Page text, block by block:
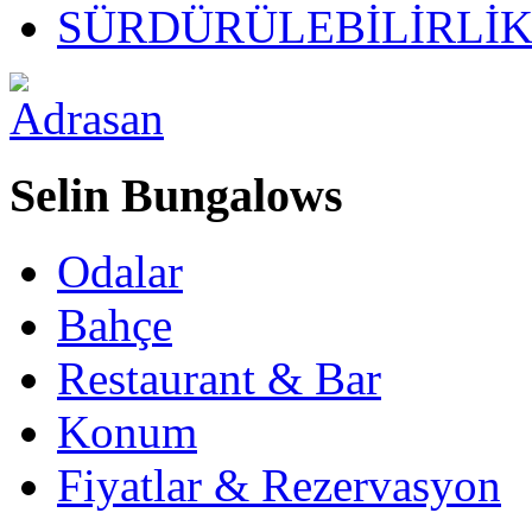
SÜRDÜRÜLEBİLİRLİK
Selin Bungalows
Odalar
Bahçe
Restaurant & Bar
Konum
Fiyatlar & Rezervasyon